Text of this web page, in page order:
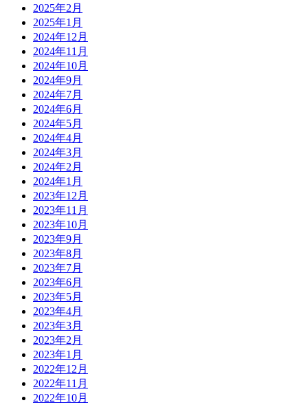
2025年2月
2025年1月
2024年12月
2024年11月
2024年10月
2024年9月
2024年7月
2024年6月
2024年5月
2024年4月
2024年3月
2024年2月
2024年1月
2023年12月
2023年11月
2023年10月
2023年9月
2023年8月
2023年7月
2023年6月
2023年5月
2023年4月
2023年3月
2023年2月
2023年1月
2022年12月
2022年11月
2022年10月